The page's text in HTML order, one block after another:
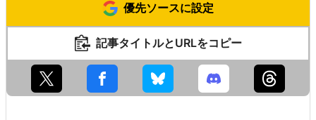
優先ソースに設定
記事タイトルとURLをコピー